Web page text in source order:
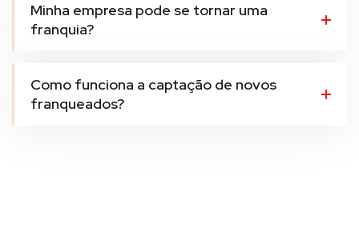
Minha empresa pode se tornar uma
franquia?
Como funciona a captação de novos
franqueados?